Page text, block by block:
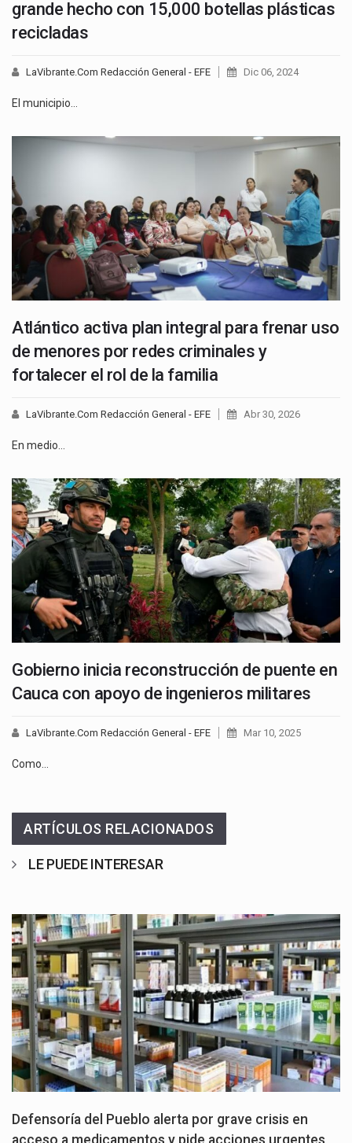
grande hecho con 15,000 botellas plásticas
recicladas
LaVibrante.Com Redacción General - EFE Dic 06, 2024
El municipio…
Atlántico activa plan integral para frenar uso
de menores por redes criminales y
fortalecer el rol de la familia
LaVibrante.Com Redacción General - EFE Abr 30, 2026
En medio…
Gobierno inicia reconstrucción de puente en
Cauca con apoyo de ingenieros militares
LaVibrante.Com Redacción General - EFE Mar 10, 2025
Como…
ARTÍCULOS RELACIONADOS
LE PUEDE INTERESAR
Defensoría del Pueblo alerta por grave crisis en
acceso a medicamentos y pide acciones urgentes